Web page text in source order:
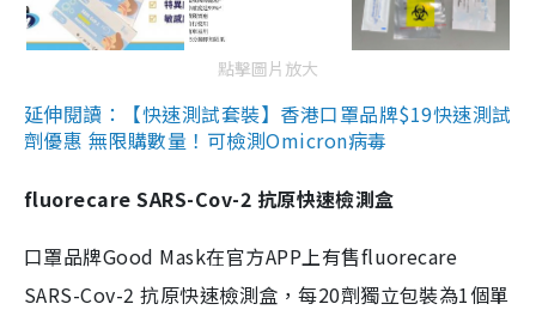
點擊圖片放大
延伸閱讀：【快速測試套裝】香港口罩品牌$19快速測試
劑優惠 無限購數量！可檢測Omicron病毒
fluorecare SARS-Cov-2 抗原快速檢測盒
口罩品牌Good Mask在官方APP上有售fluorecare
SARS-Cov-2 抗原快速檢測盒，每20劑獨立包裝為1個單